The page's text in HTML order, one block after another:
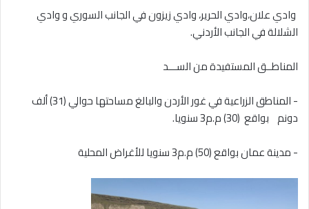
‎ وادي علان،وادي الحرير، وادي زيزون في الجانب السوري و وادي
الشلالة في الجانب الأردني.
‎- المناطق الزراعية في غور الأردن والبالغ مساحتها حوالي (31) ألف
دونم بواقع (30) م.م3 سنويا.